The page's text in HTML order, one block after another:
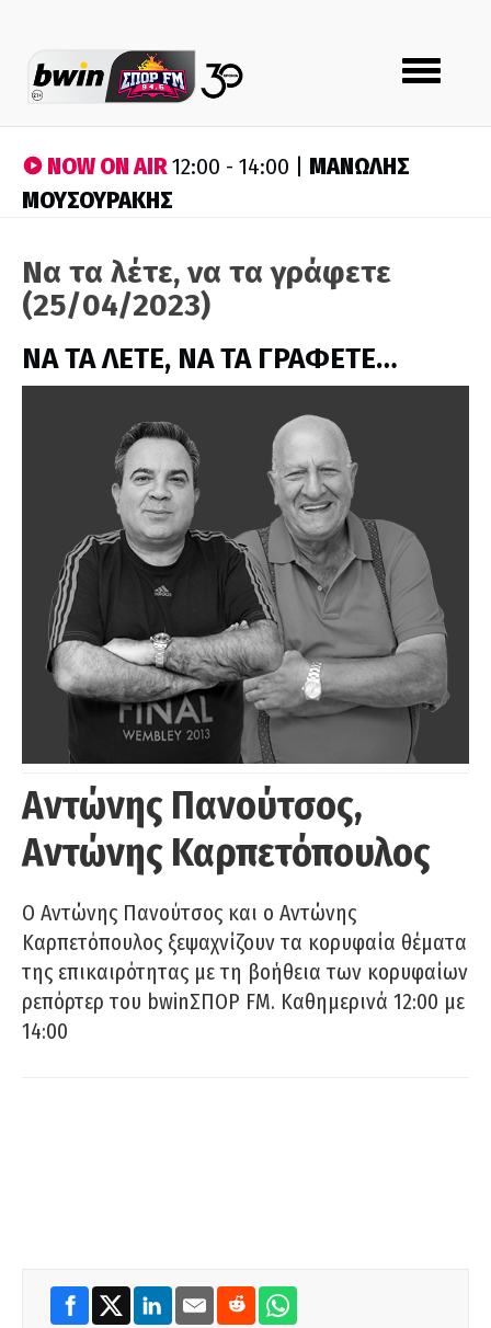
Toggle
navigation
NOW ON AIR12:00 - 14:00 | ΜΑΝΩΛΗΣ
ΜΟΥΣΟΥΡΑΚΗΣ
Να τα λέτε, να τα γράφετε
(25/04/2023)
ΝΑ ΤΑ ΛΕΤΕ, ΝΑ ΤΑ ΓΡΑΦΕΤΕ…
Αντώνης Πανούτσος,
Αντώνης Καρπετόπουλος
Ο Αντώνης Πανούτσος και ο Αντώνης
Καρπετόπουλος ξεψαχνίζουν τα κορυφαία θέματα
της επικαιρότητας με τη βοήθεια των κορυφαίων
ρεπόρτερ του bwinΣΠΟΡ FM. Καθημερινά 12:00 με
14:00